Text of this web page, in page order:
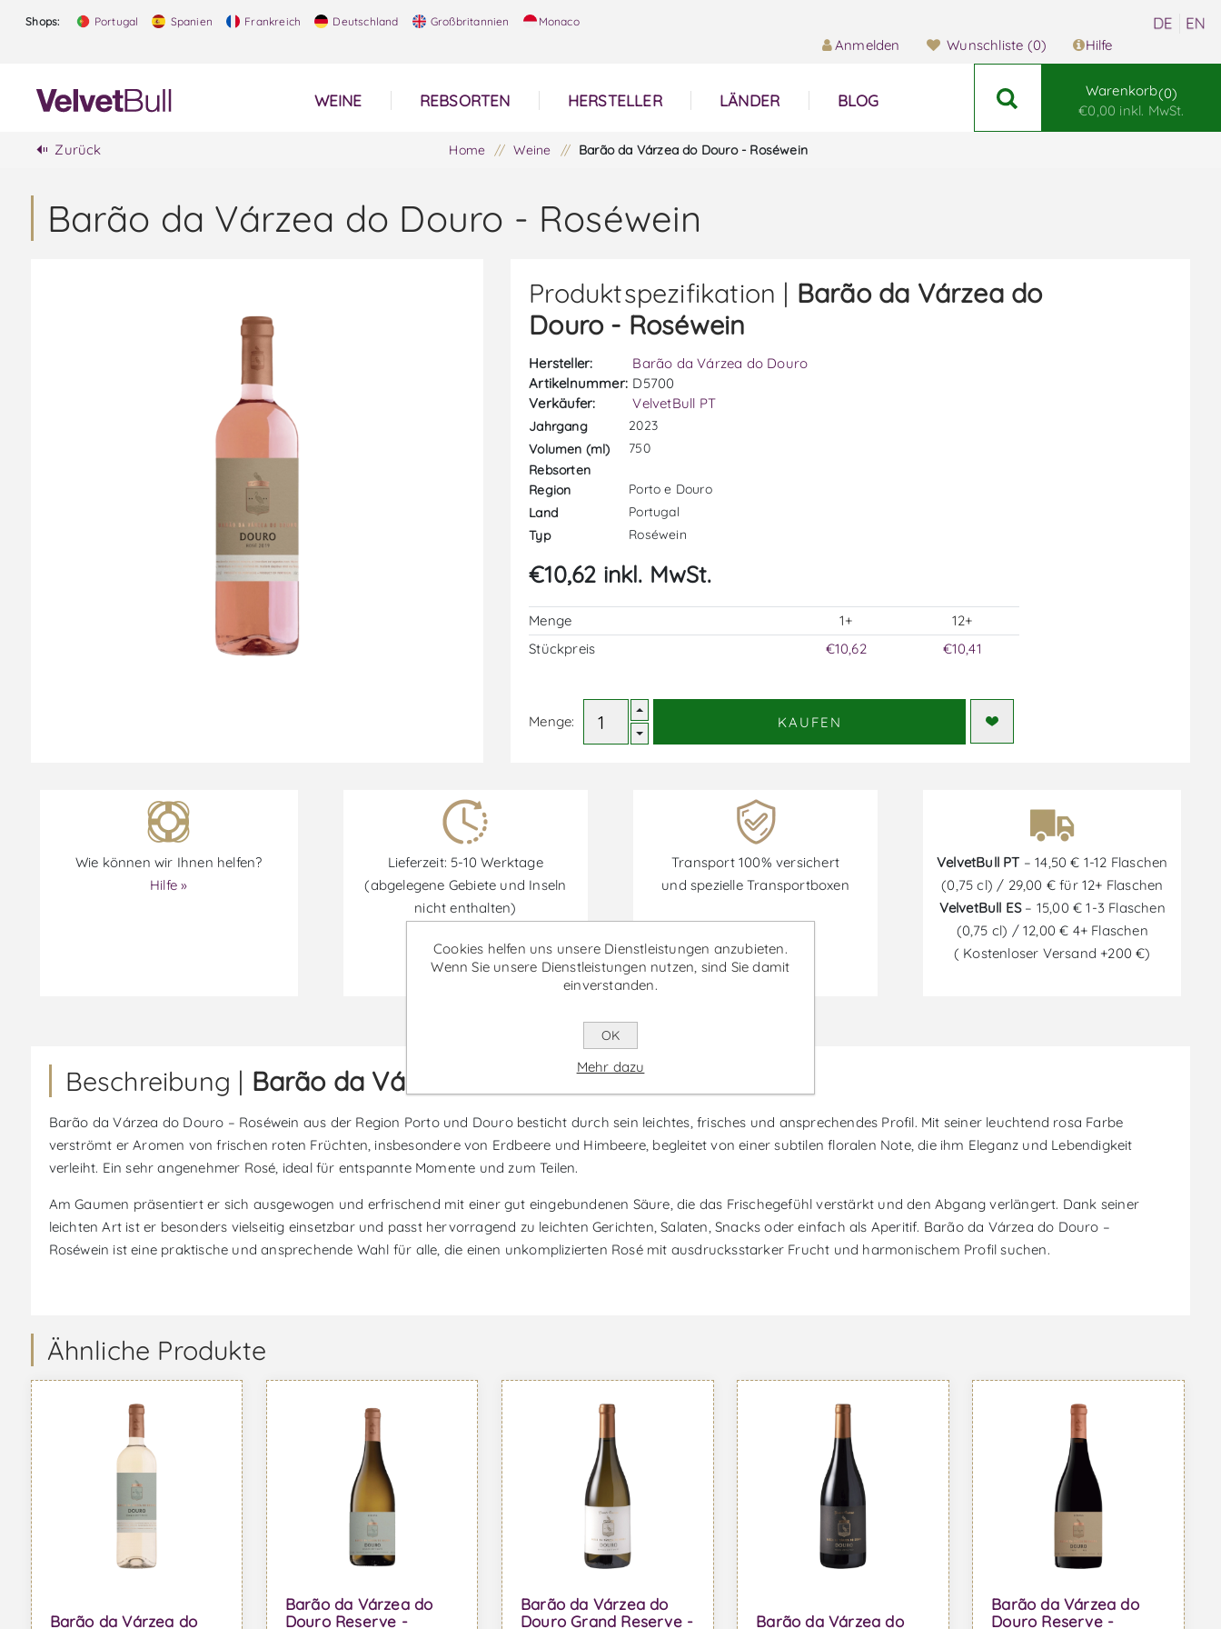
Shops: Portugal Spanien Frankreich Deutschland Großbritannien Monaco
Anmelden Wunschliste (0) Hilfe
WEINE REBSORTEN HERSTELLER LÄNDER BLOG
Warenkorb 0
€0,00 inkl. MwSt.
Zurück Home / Weine / Barão da Várzea do Douro - Roséwein
Barão da Várzea do Douro - Roséwein
Produktspezifikation | Barão da Várzea do
Douro - Roséwein
Hersteller:
Barão da Várzea do Douro
Artikelnummer: D5700
Verkäufer:
VelvetBull PT
Jahrgang
2023
Volumen (ml)
750
Rebsorten
Region
Porto e Douro
Land
Portugal
Typ
Roséwein
€10,62 inkl. MwSt.
Menge 1+
12+
Stückpreis
€10,62 €10,41
Menge: KAUFEN
Wie können wir Ihnen helfen?
Hilfe »
Lieferzeit: 5-10 Werktage
(abgelegene Gebiete und Inseln
nicht enthalten)
Transport 100% versichert
und spezielle Transportboxen
VelvetBull PT – 14,50 € 1-12 Flaschen
(0,75 cl) / 29,00 € für 12+ Flaschen
VelvetBull ES– 15,00 € 1-3 Flaschen
(0,75 cl) / 12,00 € 4+ Flaschen
( Kostenloser Versand +200 €)
Beschreibung | Barão da Várzea do Douro - Roséwein
Barão da Várzea do Douro – Roséwein aus der Region Porto und Douro besticht durch sein leichtes, frisches und ansprechendes Profil. Mit seiner leuchtend rosa Farbe
verströmt er Aromen von frischen roten Früchten, insbesondere von Erdbeere und Himbeere, begleitet von einer subtilen floralen Note, die ihm Eleganz und Lebendigkeit
verleiht. Ein sehr angenehmer Rosé, ideal für entspannte Momente und zum Teilen.
Am Gaumen präsentiert er sich ausgewogen und erfrischend mit einer gut eingebundenen Säure, die das Frischegefühl verstärkt und den Abgang verlängert. Dank seiner
leichten Art ist er besonders vielseitig einsetzbar und passt hervorragend zu leichten Gerichten, Salaten, Snacks oder einfach als Aperitif. Barão da Várzea do Douro –
Roséwein ist eine praktische und ansprechende Wahl für alle, die einen unkomplizierten Rosé mit ausdrucksstarker Frucht und harmonischem Profil suchen.
Ähnliche Produkte
Barão da Várzea do
Barão da Várzea do
Douro Reserve -
Barão da Várzea do
Douro Grand Reserve -
Barão da Várzea do
Barão da Várzea do
Douro Reserve -
Cookies helfen uns unsere Dienstleistungen anzubieten.
Wenn Sie unsere Dienstleistungen nutzen, sind Sie damit
einverstanden.
OK
Mehr dazu